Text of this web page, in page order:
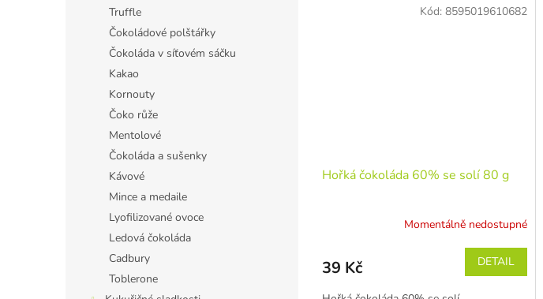
Truffle
Čokoládové polštářky
Čokoláda v síťovém sáčku
Kakao
Kornouty
Čoko růže
Mentolové
Čokoláda a sušenky
Kávové
Mince a medaile
Lyofilizované ovoce
Ledová čokoláda
Cadbury
Toblerone
Hořká čokoláda 60% se solí 80 g
Momentálně nedostupné
39 Kč DETAIL
Kód: 8595019610682